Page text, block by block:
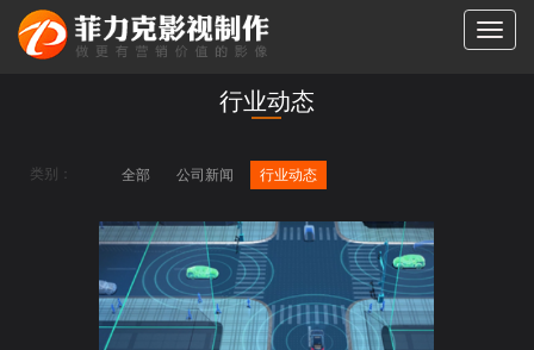
切
行业动态
类别： 全部 公司新闻 行业动态